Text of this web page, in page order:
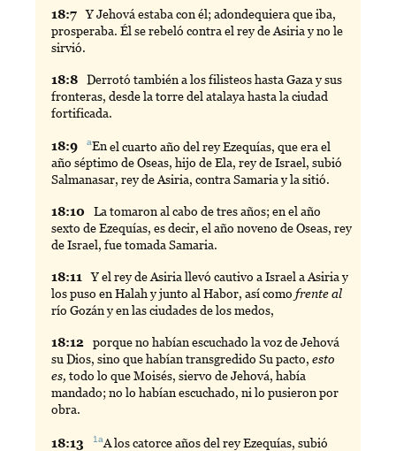
18:7 YJehová estaba con él; adondequiera que iba,
prosperaba. Él se rebeló contra el rey de Asiria y no le
sirvió.
18:8 Derrotó también a los filisteos hasta Gaza y sus
fronteras, desde la torre del atalaya hasta la ciudad
fortificada.
18:9 aEnel cuarto año del rey Ezequías, que era el
año séptimo de Oseas, hijo de Ela, rey de Israel, subió
Salmanasar, rey de Asiria, contra Samaria y la sitió.
18:10 Latomaron al cabo de tres años; en el año
sexto de Ezequías, es decir, el año noveno de Oseas, rey
de Israel, fue tomada Samaria.
18:11 Yel rey de Asiria llevó cautivo a Israel a Asiria y
los puso en Halah y junto al Habor, así comofrente al
río Gozán y en las ciudades de los medos,
18:12 porqueno habían escuchado la voz de Jehová
su Dios, sino que habían transgredido Su pacto,esto
es, todo lo que Moisés, siervo de Jehová, había
mandado; no lo habían escuchado, ni lo pusieron por
obra.
18:13 1aAlos catorce años del rey Ezequías, subió